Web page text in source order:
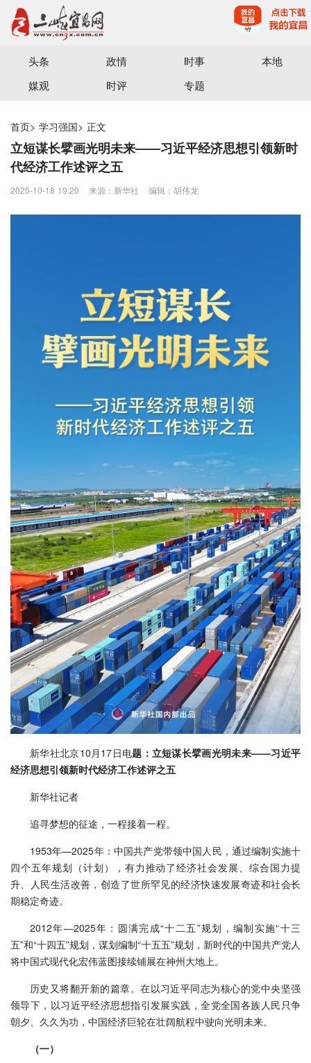
宜昌三峡融媒体中心主办
头条 政情 时事
本地
媒观
时评 专题
首页> 学习强国> 正文
立短谋长擘画光明未来——习近平经济思想引领新时
代经济工作述评之五
2025-10-18 19:20 来源：新华社 编辑：胡伟龙
新华社北京10月17日电题：立短谋长擘画光明未来——习近平
经济思想引领新时代经济工作述评之五
新华社记者
追寻梦想的征途，一程接着一程。
1953年—2025年：中国共产党带领中国人民，通过编制实施十
四个五年规划（计划），有力推动了经济社会发展、综合国力提
升、人民生活改善，创造了世所罕见的经济快速发展奇迹和社会长
期稳定奇迹。
2012年—2025年：圆满完成“十二五”规划，编制实施“十三
五”和“十四五”规划，谋划编制“十五五”规划，新时代的中国共产党人
将中国式现代化宏伟蓝图接续铺展在神州大地上。
历史又将翻开新的篇章。在以习近平同志为核心的党中央坚强
领导下，以习近平经济思想指引发展实践，全党全国各族人民只争
朝夕、久久为功，中国经济巨轮在壮阔航程中驶向光明未来。
（一）